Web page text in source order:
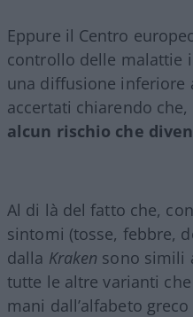
Eppure il Centro
controllo delle malattie
una diffusione inferiore
accertati chiarendo
alcun rischio che
Al di là del fatto che,
sintomi (tosse, febbre,
dalla Kraken sono simili
tutte le altre varianti
mani dall’alfabeto